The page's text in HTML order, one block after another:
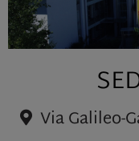
Via Galileo-